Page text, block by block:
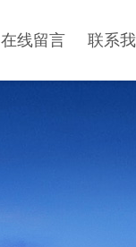
在线留言 联系